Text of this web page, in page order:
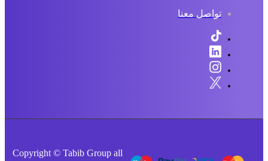
تواصل معنا
Copyright © Tabib Group all